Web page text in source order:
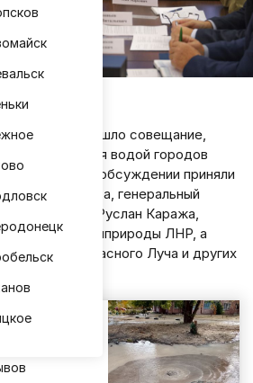
прошло совещание,
обеспечения водой городов
В обсуждении приняли
Совета, генеральный
Руслан Каража,
и Минприроды ЛНР, а
Красного Луча и других
делятся